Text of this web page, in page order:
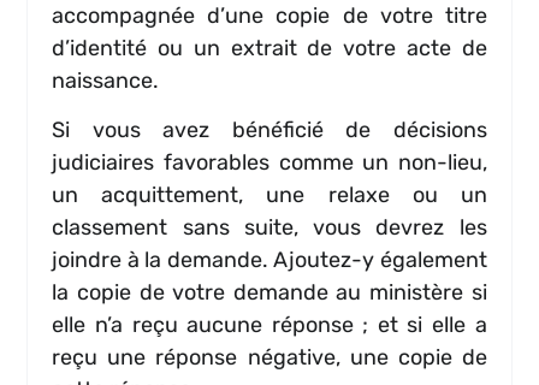
accompagnée d’une copie de votre titre
d’identité ou un extrait de votre acte de
naissance.
Si vous avez bénéficié de décisions
judiciaires favorables comme un non-lieu,
un acquittement, une relaxe ou un
classement sans suite, vous devrez les
joindre à la demande. Ajoutez-y également
la copie de votre demande au ministère si
elle n’a reçu aucune réponse ; et si elle a
reçu une réponse négative, une copie de